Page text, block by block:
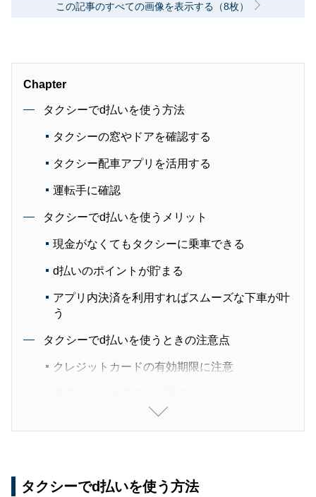
この記事のすべての画像を表示する（8枚）
Chapter
タクシーでd払いを使う方法
タクシーの窓やドアを確認する
タクシー配車アプリを活用する
運転手に確認
タクシーでd払いを使うメリット
現金がなくてもタクシーに乗車できる
d払いのポイントが貯まる
アプリ内決済を利用すればスムーズな下車が叶
う
タクシーでd払いを使うときの注意点
クレジットカードの有効期限に注意
タクシー配車アプリでd払いを使うときの注意点
GOはクレジットカードの設定もしておく必要
タクシーでd払いを使う方法